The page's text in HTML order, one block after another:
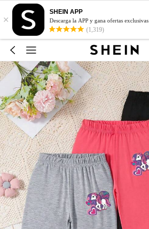
×
SHEIN APP
Descarga la APP y gana ofertas exclusivas
(1,319)